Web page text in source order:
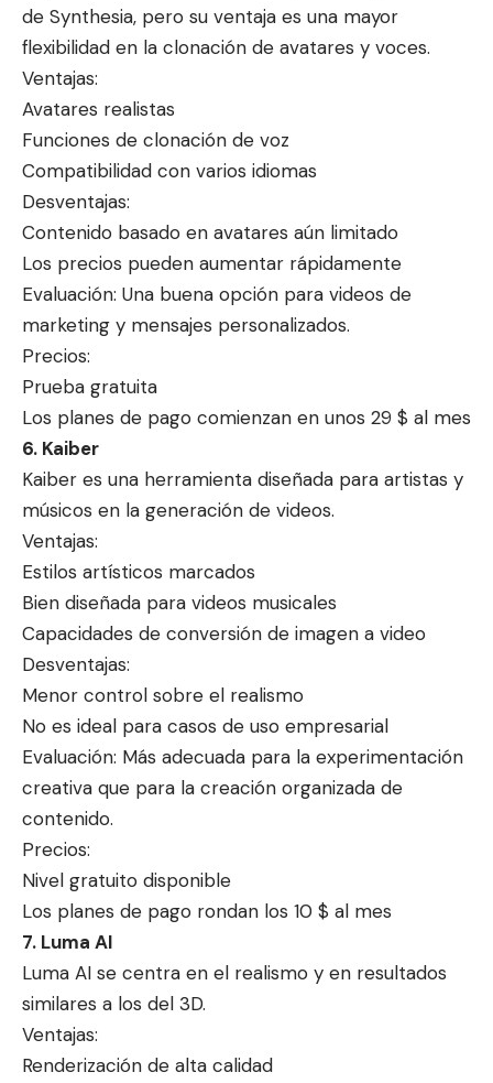
de Synthesia, pero su ventaja es una mayor
flexibilidad en la clonación de avatares y voces.
Ventajas:
Avatares realistas
Funciones de clonación de voz
Compatibilidad con varios idiomas
Desventajas:
Contenido basado en avatares aún limitado
Los precios pueden aumentar rápidamente
Evaluación: Una buena opción para videos de
marketing y mensajes personalizados.
Precios:
Prueba gratuita
Los planes de pago comienzan en unos 29 $ al mes
6. Kaiber
Kaiber es una herramienta diseñada para artistas y
músicos en la generación de videos.
Ventajas:
Estilos artísticos marcados
Bien diseñada para videos musicales
Capacidades de conversión de imagen a video
Desventajas:
Menor control sobre el realismo
No es ideal para casos de uso empresarial
Evaluación: Más adecuada para la experimentación
creativa que para la creación organizada de
contenido.
Precios:
Nivel gratuito disponible
Los planes de pago rondan los 10 $ al mes
7. Luma AI
Luma AI se centra en el realismo y en resultados
similares a los del 3D.
Ventajas:
Renderización de alta calidad